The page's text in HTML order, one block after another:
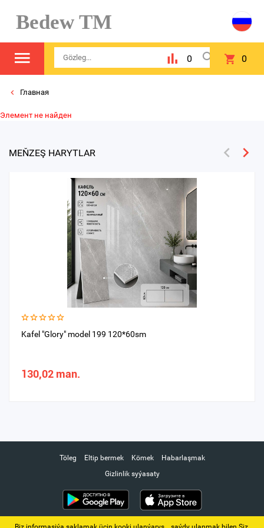
Bedew TM
0 0
Главная
Элемент не найден
MEŇZEŞ HARYTLAR
Kafel "Glory" model 199 120*60sm
130,02 man.
Töleg Eltip bermek Kömek
Habarlaşmak
Gizlinlik syýasaty